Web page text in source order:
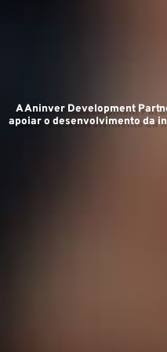
A Aninver Development
apoiar o desenvolvimento da